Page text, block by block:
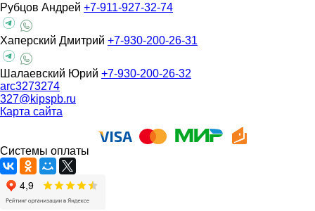
Рубцов Андрей +7-911-927-32-74
Хаперский Дмитрий +7-930-200-26-31
Шалаевский Юрий +7-930-200-26-32
arc3273274
327@kipspb.ru
Карта сайта
Системы оплаты